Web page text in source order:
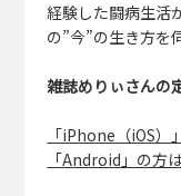
経験した闘病生活
の”今”の生き方を
雑誌めりぃさんの
「iPhone（iOS）
「Android」の方